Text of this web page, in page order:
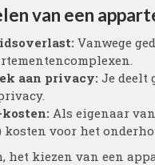
van een
Vanwege
aan privacy: Je deelt
Als eigenaar
kosten voor het
het kiezen van een